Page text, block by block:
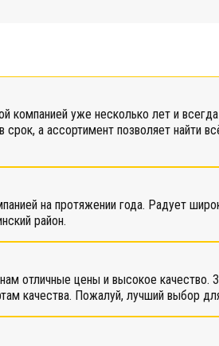
компанией уже несколько лет и
срок, а ассортимент позволяет найти
на протяжении года. Радует
район.
отличные цены и высокое качество.
качества. Пожалуй, лучший выбор